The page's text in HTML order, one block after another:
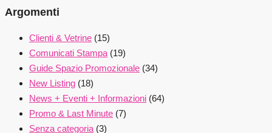
Argomenti
Clienti & Vetrine (15)
Comunicati Stampa(19)
Guide Spazio Promozionale (34)
New Listing (18)
News + Eventi + Informazioni (64)
Promo & Last Minute (7)
Senza categoria(3)